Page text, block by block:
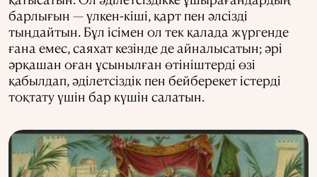
барлығын — үлкен-кіші, қарт пен әлсізді
тыңдайтын. Бұл ісімен ол тек қалада жүргенде
ғана емес, саяхат кезінде де айналысатын; әрі
әрқашан оған ұсынылған өтініштерді өзі
қабылдап, әділетсіздік пен бейберекет істерді
тоқтату үшін бар күшін салатын.